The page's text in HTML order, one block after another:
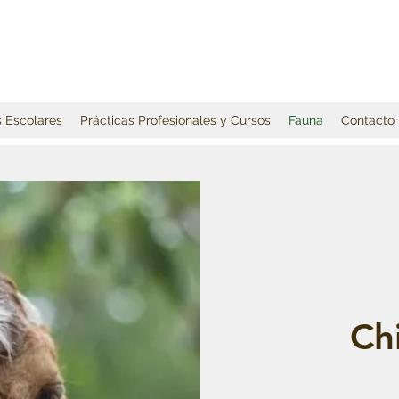
Escolares Prácticas Profesionales y Cursos Fauna Contacto